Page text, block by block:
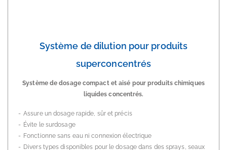
Système de dilution pour produits
superconcentrés
Système de dosage compact et aisé pour produits chimiques
liquides concentrés.
Assure un dosage rapide, sûr et précis
Évite le surdosage
Fonctionne sans eau ni connexion électrique
Divers types disponibles pour le dosage dans des sprays, seaux